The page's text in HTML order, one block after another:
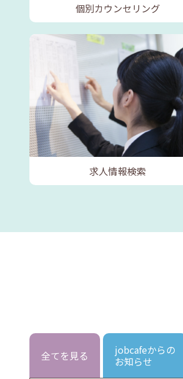
個別カウンセリング
求人情報検索
全てを見る
jobcafeからの
お知らせ